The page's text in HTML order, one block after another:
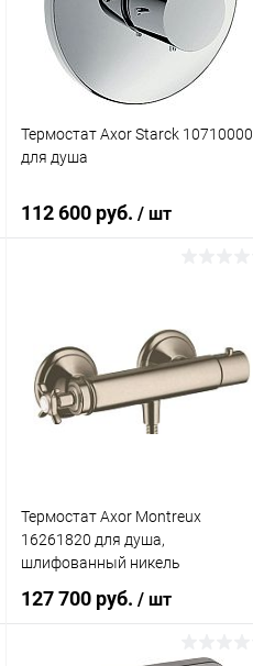
Термостат Axor Starck 10710000
для душа
112 600 руб. / шт
Купить в 1 клик Сравнение
В избранное Под заказ
Термостат Axor Montreux
16261820 для душа,
шлифованный никель
127 700 руб. / шт